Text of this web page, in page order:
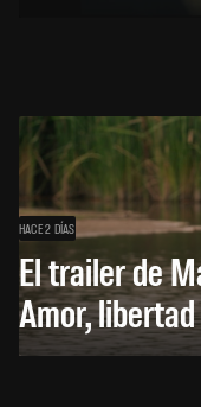
HACE 2 DÍAS
El trailer de
Amor,